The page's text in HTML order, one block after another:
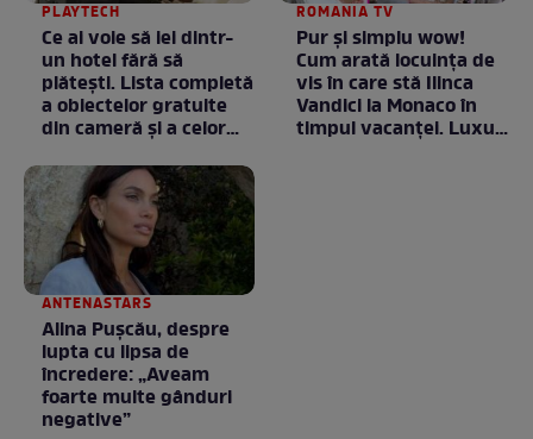
PLAYTECH
Ce ai voie să iei dintr-
un hotel fără să
plătești. Lista completă
a obiectelor gratuite
din cameră și a celor
proprietatea unității
ROMANIA TV
Pur și simplu wow!
Cum arată locuința de
vis în care stă Ilinca
Vandici la Monaco în
timpul vacanței. Luxul
ANTENASTARS
Alina Pușcău, despre
lupta cu lipsa de
încredere: „Aveam
foarte multe gânduri
negative”